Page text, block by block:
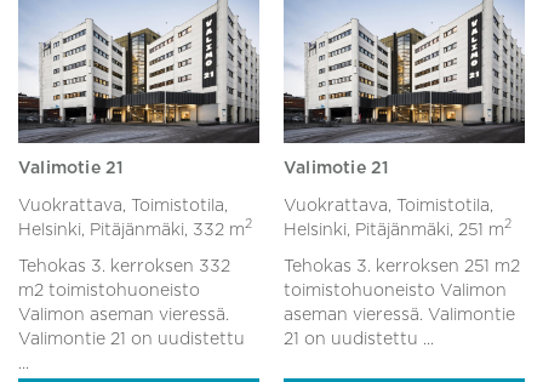
Valimotie 21
Vuokrattava, Toimistotila,
Helsinki, Pitäjänmäki, 332 m2
Tehokas 3. kerroksen 332
m2 toimistohuoneisto
Valimon aseman vieressä.
Valimontie 21 on uudistettu
...
Valimotie 21
Vuokrattava, Toimistotila,
Helsinki, Pitäjänmäki, 251 m2
Tehokas 3. kerroksen 251 m2
toimistohuoneisto Valimon
aseman vieressä. Valimontie
21 on uudistettu ...